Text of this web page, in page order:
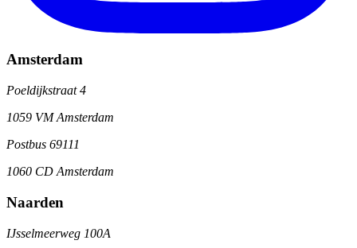
Amsterdam
Poeldijkstraat 4
1059 VM Amsterdam
Postbus 69111
1060 CD Amsterdam
Naarden
IJsselmeerweg 100A